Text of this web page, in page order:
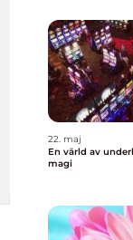
22. maj
En värld av
magi